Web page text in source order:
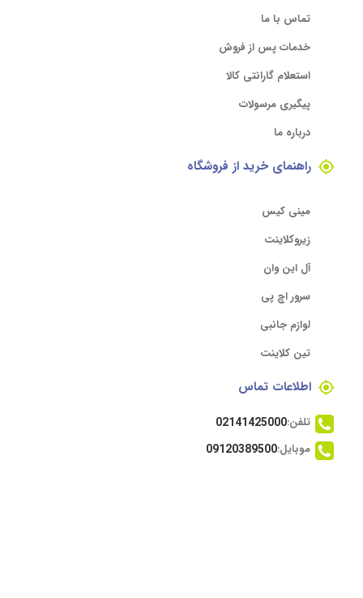
تماس با ما
خدمات پس از فروش
استعلام گارانتی کالا
پیگیری مرسولات
درباره ما
راهنمای خرید از فروشگاه
مینی کیس
زیروکلاینت
آل این وان
سرور اچ پی
لوازم جانبی
تین کلاینت
اطلاعات تماس
تلفن:02141425000
موبایل:09120389500